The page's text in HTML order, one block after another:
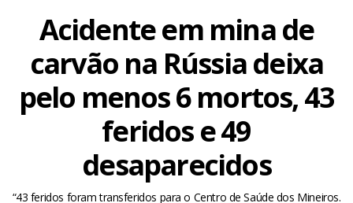
Acidente em mina de
carvão na Rússia deixa
pelo menos 6 mortos, 43
feridos e 49
desaparecidos
“43 feridos foram transferidos para o Centro de Saúde dos Mineiros.